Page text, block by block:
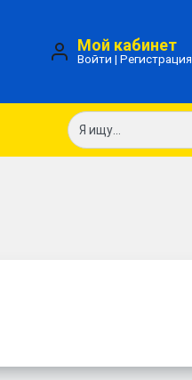
Мой кабинет
Войти |Регистрация